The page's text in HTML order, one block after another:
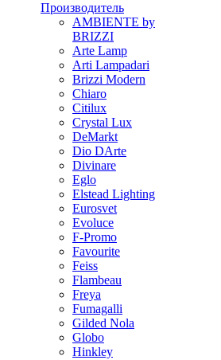
Производитель
AMBIENTE by
BRIZZI
Arte Lamp
Arti Lampadari
Brizzi Modern
Chiaro
Citilux
Crystal Lux
DeMarkt
Dio DArte
Divinare
Eglo
Elstead Lighting
Eurosvet
Evoluce
F-Promo
Favourite
Feiss
Flambeau
Freya
Fumagalli
Gilded Nola
Globo
Hinkley